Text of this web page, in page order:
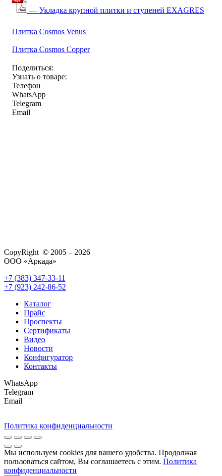
— Укладка крупной плитки и ступеней EXAGRES
Плитка Cosmos Venus
Плитка Cosmos Copper
Поделиться:
Узнать о товаре:
Телефон
WhatsApp
Telegram
Email
CopyRight © 2005 – 2026
ООО «Аркада»
+7 (383) 347-33-11
+7 (923) 242-86-52
Каталог
Прайс
Проспекты
Сертификаты
Видео
Новости
Конфигуратор
Контакты
WhatsApp
Telegram
Email
Политика конфиденциальности
Мы используем cookies для вашего удобства. Продолжая
пользоваться сайтом, Вы соглашаетесь с этим. Политика
конфиденциальности